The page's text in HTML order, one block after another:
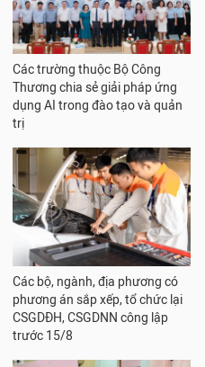
Các trường thuộc Bộ Công
Thương chia sẻ giải pháp ứng
dụng AI trong đào tạo và quản
trị
Các bộ, ngành, địa phương có
phương án sắp xếp, tổ chức lại
CSGDĐH, CSGDNN công lập
trước 15/8